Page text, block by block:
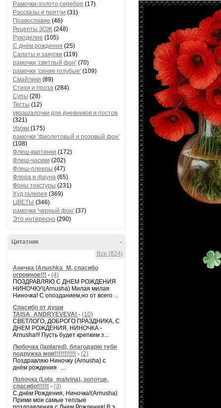
Рамочки-золото,серебро (17)
Рассказы и притчи (31)
Православие (46)
Рецепты ЗОЖ (248)
Рукоделие (105)
С днём рождения (25)
Салаты и закуски (119)
рамочки 'светлый фон' (70)
рамочки 'синие голубые' (109)
Смайлики (89)
Стихи и проза (284)
Супы (28)
Тесты (12)
украшалочки для дневников и постов
(321)
Уроки (175)
рамочки 'фиолетовый и розовый фон'
(108)
Флеш-картинки (172)
Флеш-часики (202)
Флеш-плееры (47)
Флора и фауна (65)
Фоны текстуры (231)
Худ.галерея (369)
ЦВЕТЫ (346)
рамочки 'черный фон' (37)
Это интересно (290)
-
Цитатник
Все (824)
Анечка (Anushka_M, спасибо
огромное!!! - (4)
ПОЗДРАВЛЯЮ С ДНЕМ РОЖДЕНИЯ
НИНОЧКУ!(Arnusha) Милая милая
Ниночка! С опозданием,но от всего ...
Спасибо от души
TAISA_ANDRYEVEVA! - (10)
СВЕТЛОГО, ДОБРОГО ПРАЗДНИКА, С
ДНЕМ РОЖДЕНИЯ, НИНОЧКА -
Arnusha!!! Пусть будет крепким з...
Любочка (laplared), благодарю тебя
подружка моя!!!!!!!!!!! - (2)
Поздравляю Ниночку (Arnusha) с
днём рождения ...
Лолочка (Lola_malvina), золотце,
спасибо!!!!!! - (3)
С днём Рождения, Ниночка!(Аrnusha)
Прими мои самые теплые